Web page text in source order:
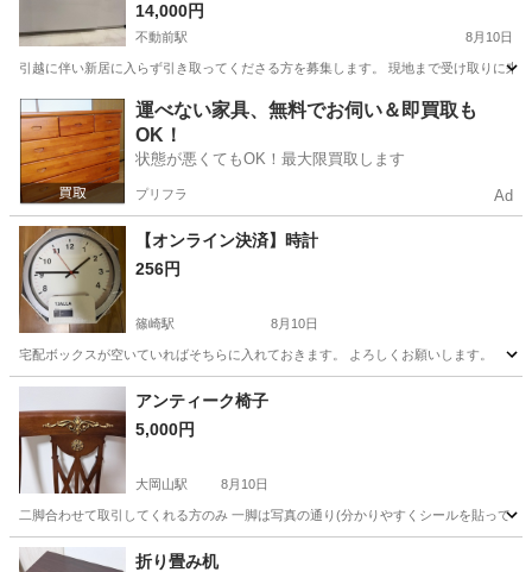
14,000円
不動前駅 8月10日
引越に伴い新居に入らず引き取ってくださる方を募集します。 現地まで受け取りに
東京 目黒区 不動前駅 収納家具
運べない家具、無料でお伺い＆即買取も
OK！
状態が悪くてもOK！最大限買取します
プリフラ Ad
【オンライン決済】時計
256円
篠崎駅 8月10日
宅配ボックスが空いていればそちらに入れておきます。 よろしくお願いします。
東京 江戸川区 時計
アンティーク椅子
5,000円
大岡山駅 8月10日
二脚合わせて取引してくれる方のみ 一脚は写真の通り(分かりやすくシールを貼って
東京 大岡山駅
折り畳み机